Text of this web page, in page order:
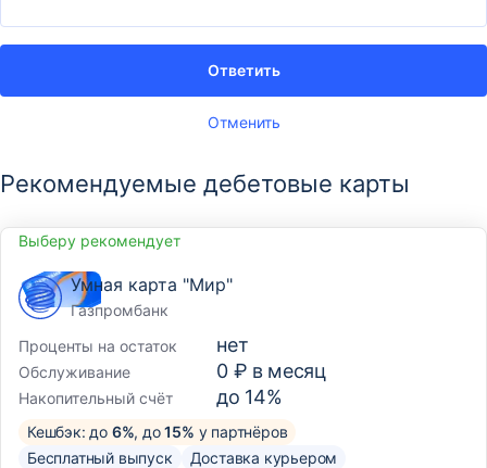
Отменить
Ответить
Рекомендуемые дебетовые карты
Выберу рекомендует
Умная карта "Мир"
Газпромбанк
Проценты на остаток
нет
Обслуживание 0 ₽ в месяц
Накопительный счёт до 14%
Кешбэк: до 6%, до15% у партнёров
Бесплатный выпуск
Доставка курьером